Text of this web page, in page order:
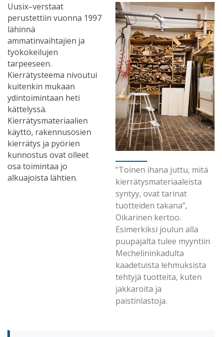
”Toinen ihana juttu, mitä
kierrätysmateriaaleista
syntyy, ovat tarinat
tuotteiden takana”,
Oikarinen kertoo.
Esimerkiksi joulun alla
puupajalta tulee myyntiin
Mechelininkadulta
kaadetuista lehmuksista
tehtyjä tuotteita, kuten
jakkaroita ja
paistinlastoja.
Uusix–verstaat
perustettiin vuonna 1997
lähinnä
ammatinvaihtajien ja
työkokeilujen
tarpeeseen.
Kierrätysteema nivoutui
kuitenkin mukaan
ydintoimintaan heti
kättelyssä.
Kierrätysmateriaalien
käyttö, rakennusosien
kierrätys ja pyörien
kunnostus ovat olleet
osa toimintaa jo
alkuajoista lähtien.